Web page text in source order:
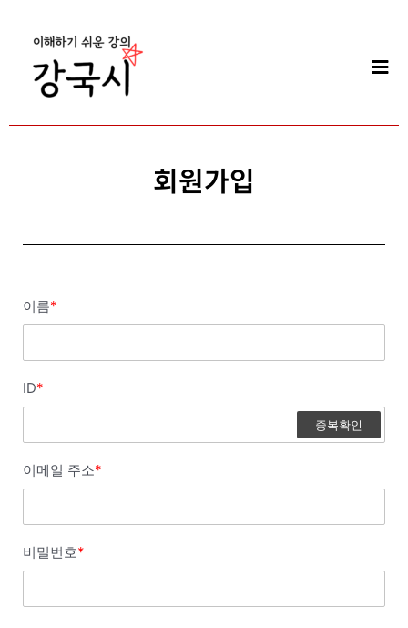
회원가입
이름*
ID*
중복확인
이메일 주소*
비밀번호*